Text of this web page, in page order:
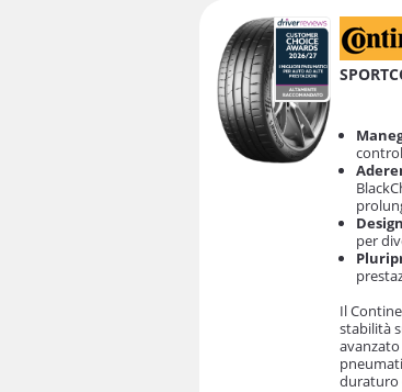
per
Il
stabilità
duraturo